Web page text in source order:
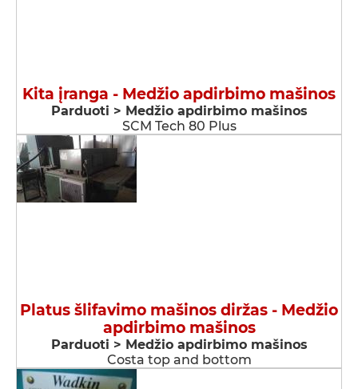
Kita įranga - Medžio apdirbimo mašinos
Parduoti > Medžio apdirbimo mašinos
SCM Tech 80 Plus
Platus šlifavimo mašinos diržas - Medžio
apdirbimo mašinos
Parduoti > Medžio apdirbimo mašinos
Costa top and bottom